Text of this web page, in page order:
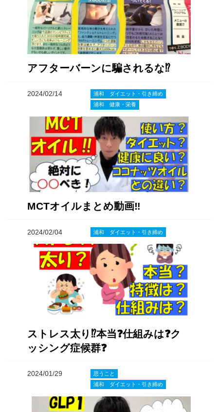
アフターバーンに騙されるな⁉️
2024/02/14
浦和 ダイエット・引き締め
浦和 健康・栄養
MCTオイルまとめ動画‼️
2024/02/04 浦和 ダイエット・引き締め
ストレス太り⁉️本当❓仕組みは❓ク
ッシング症候群❓
2024/01/29
思うこと
浦和 ダイエット・引き締め